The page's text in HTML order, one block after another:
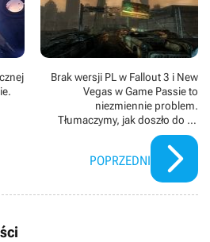
i Stellan Skarsgĺrd
Brak wersji PL w Fallout 3 i New
Vegas w Game Passie to
niezmiennie problem.
Tłumaczymy, jak doszło do tej
sytuacji
POPRZEDNI